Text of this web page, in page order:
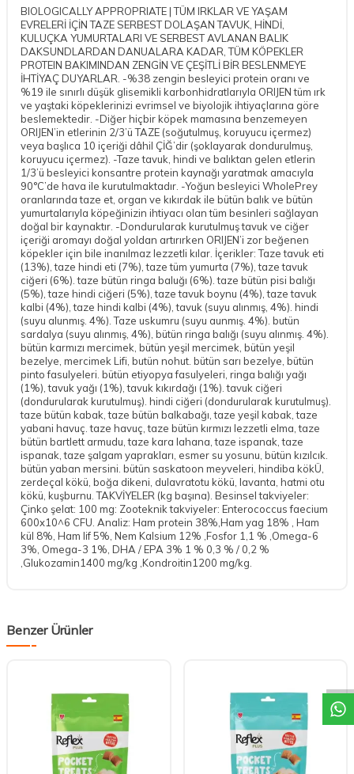
BIOLOGICALLY APPROPRIATE | TÜM IRKLAR VE YAŞAM
EVRELERİ İÇİN TAZE SERBEST DOLAŞAN TAVUK, HİNDİ,
KULUÇKA YUMURTALARI VE SERBEST AVLANAN BALIK
DAKSUNDLARDAN DANUALARA KADAR, TÜM KÖPEKLER
PROTEIN BAKIMINDAN ZENGİN VE ÇEŞİTLİ BİR BESLENMEYE
İHTİYAÇ DUYARLAR. -%38 zengin besleyici protein oranı ve
%19 ile sınırlı düşük glisemikli karbonhidratlarıyla ORIJEN tüm ırk
ve yaştaki köpeklerinizi evrimsel ve biyolojik ihtiyaçlarına göre
beslemektedir. -Diğer hiçbir köpek mamasına benzemeyen
ORIJEN’in etlerinin 2/3’ü TAZE (soğutulmuş, koruyucu içermez)
veya başlıca 10 içeriği dâhil ÇİĞ’dir (şoklayarak dondurulmuş,
koruyucu içermez). -Taze tavuk, hindi ve balıktan gelen etlerin
1/3’ü besleyici konsantre protein kaynağı yaratmak amacıyla
90°C’de hava ile kurutulmaktadır. -Yoğun besleyici WholePrey
oranlarında taze et, organ ve kıkırdak ile bütün balık ve bütün
yumurtalarıyla köpeğinizin ihtiyacı olan tüm besinleri sağlayan
doğal bir kaynaktır. -Dondurularak kurutulmuş tavuk ve ciğer
içeriği aromayı doğal yoldan artırırken ORIJEN’i zor beğenen
köpekler için bile inanılmaz lezzetli kılar. İçerikler: Taze tavuk eti
(13%), taze hindi eti (7%), taze tüm yumurta (7%), taze tavuk
ciğeri (6%). taze bütün ringa baluğı (6%). taze bütün pisi balığı
(5%), taze hindi ciğeri (5%), taze tavuk boynu (4%), taze tavuk
kalbi (4%), taze hindi kalbi (4%), tavuk (suyu alınmış, 4%). hindi
(suyu alunmış. 4%). Taze uskumru (suyu aunmış. 4%). butün
sardalya (suyu alınmış, 4%), bütün ringa balığı (suyu alınmış. 4%).
bütün karmızı mercimek, bütün yeşil mercimek, bütün yeşil
bezelye, mercimek Lifi, butün nohut. bütün sarı bezelye, bütün
pinto fasulyeleri. bütün etiyopya fasulyeleri, ringa balığı yağı
(1%), tavuk yağı (1%), tavuk kıkırdağı (1%). tavuk ciğeri
(dondurularak kurutulmuş). hindi ciğeri (dondurularak kurutulmuş).
taze bütün kabak, taze bütün balkabağı, taze yeşil kabak, taze
yabani havuç. taze havuç, taze bütün kırmızı lezzetli elma, taze
bütün bartlett armudu, taze kara lahana, taze ispanak, taze
ispanak, taze şalgam yaprakları, esmer su yosunu, bütün kızılcık.
bütün yaban mersini. bütün saskatoon meyveleri, hindiba kökÜ,
zerdeçal kökü, boğa dikeni, dulavratotu kökü, lavanta, hatmi otu
kökü, kuşburnu. TAKVİYELER (kg başına). Besinsel takviyeler:
Çinko şelat: 100 mg: Zooteknik takviyeler: Enterococcus faecium
600x10^6 CFU. Analiz: Ham protein 38%,Ham yag 18% , Ham
kül 8%, Ham lif 5%, Nem Kalsium 12% ,Fosfor 1,1 % ,Omega-6
3%, Omega-3 1%, DHA / EPA 3% 1 % 0,3 % / 0,2 %
,Glukozamin1400 mg/kg ,Kondroitin1200 mg/kg.
Benzer Ürünler